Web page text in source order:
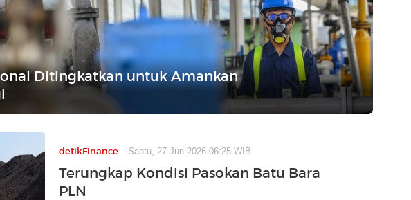
Ditingkatkan untuk Amankan
detikFinance Sabtu, 27 Jun 2026 06:25 WIB
Terungkap Kondisi Pasokan Batu Bara
PLN